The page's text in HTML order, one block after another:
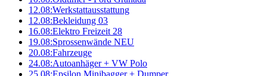
12.08:Werkstattausstattung
12.08:Bekleidung 03
16.08:Elektro Freizeit 28
19.08:Sprossenwände NEU
20.08:Fahrzeuge
24.08:Autoanhäger + VW Polo
25.08:Epsilon Minibagger + Dumper